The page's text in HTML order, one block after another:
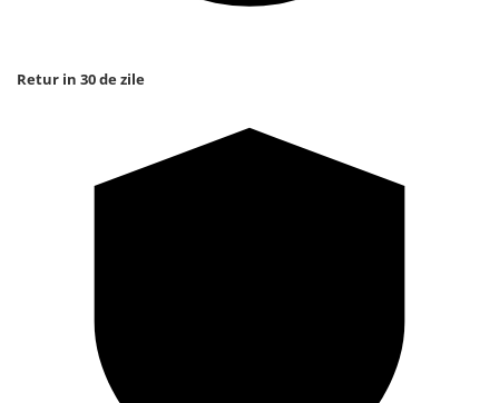
Retur in 30 de zile